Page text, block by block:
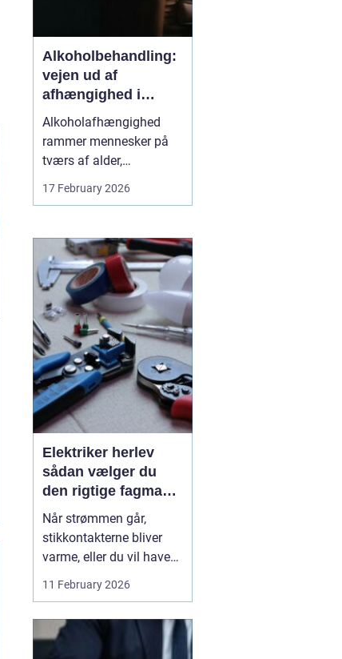
Alkoholbehandling:
vejen ud af
afhængighed i
trygge rammer
Alkoholafhængighed
rammer mennesker på
tværs af alder,
uddannelse og
baggrund. For mange
Et glas for at falde ned
efter arbejde, lidt ekstra i
weekenden, og pludselig
er alkoholen blevet en
nødve...
17 February 2026
Elektriker herlev
sådan vælger du
den rigtige fagmand
til din el-opgave
Når strømmen går,
stikkontakterne bliver
varme, eller du vil have
ny belysning i hjemmet,
bliver valget af elektriker
Mange søger
efter en
11 February 2026